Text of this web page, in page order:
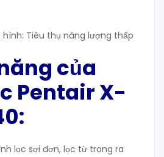
Tiêu thụ năng lượng thấp
của
Pentair X-
lọc sợi đơn, lọc từ trong ra